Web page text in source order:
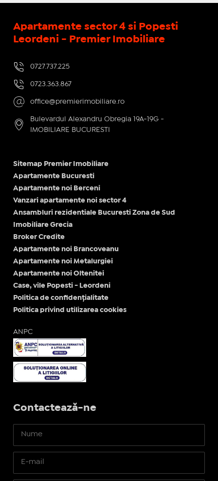
Apartamente sector 4 si Popesti
Leordeni - Premier Imobiliare
0727.737.225
0723.363.867
office@premierimobiliare.ro
Bulevardul Alexandru Obregia 19A-19G -
IMOBILIARE BUCURESTI
Sitemap Premier Imobiliare
Apartamente Bucuresti
Apartamente noi Berceni
Vanzari apartamente noi sector 4
Ansambluri rezidentiale Bucuresti Zona de Sud
Imobiliare Grecia
Broker Credite
Apartamente noi Brancoveanu
Apartamente noi Metalurgiei
Apartamente noi Oltenitei
Case, vile Popesti - Leordeni
Politica de confidențialitate
Politica privind utilizarea cookies
ANPC
Contactează-ne